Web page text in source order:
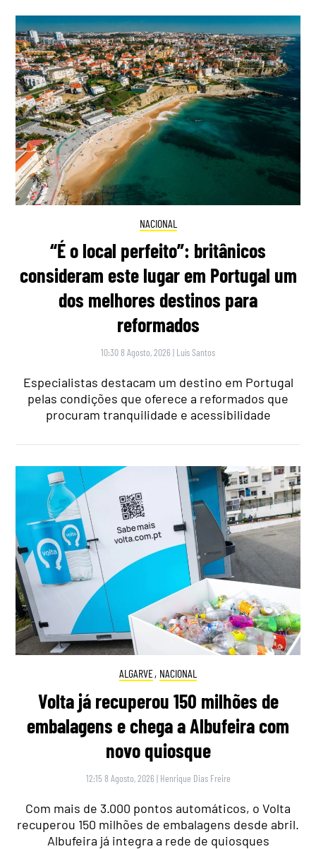
NACIONAL
“É o local perfeito”: britânicos
consideram este lugar em Portugal um
dos melhores destinos para
reformados
10:30 8 Agosto, 2026 | Luís Santos
Especialistas destacam um destino em Portugal
pelas condições que oferece a reformados que
procuram tranquilidade e acessibilidade
ALGARVE, NACIONAL
Volta já recuperou 150 milhões de
embalagens e chega a Albufeira com
novo quiosque
12:15 8 Agosto, 2026 | Henrique Dias Freire
Com mais de 3.000 pontos automáticos, o Volta
recuperou 150 milhões de embalagens desde abril.
Albufeira já integra a rede de quiosques